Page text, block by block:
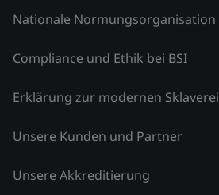
Nationale Normungsorganisation
Compliance und Ethik bei BSI
Erklärung zur modernen Sklaverei
Unsere Kunden und Partner
Unsere Akkreditierung